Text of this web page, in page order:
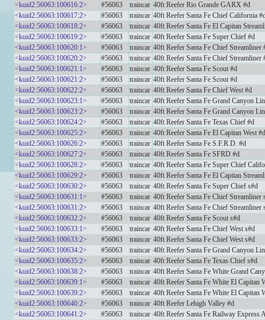
<kuid2:56063:100616:2>
#56063 traincar 40ft Reefer Rio Grande GARX #d
<kuid2:56063:100617:2>
#56063 traincar 40ft Reefer Santa Fe Chief California
<kuid2:56063:100618:2>
#56063 traincar 40ft Reefer Santa Fe El Capitan
<kuid2:56063:100619:2>
#56063 traincar 40ft Reefer Santa Fe Super Chief #d
<kuid2:56063:100620:1>
#56063 traincar 40ft Reefer Santa Fe Chief Streamliner
<kuid2:56063:100620:2>
#56063 traincar 40ft Reefer Santa Fe Chief Streamliner
<kuid2:56063:100621:1>
#56063 traincar 40ft Reefer Santa Fe Scout #d
<kuid2:56063:100621:2>
#56063 traincar 40ft Reefer Santa Fe Scout #d
<kuid2:56063:100622:2>
#56063 traincar 40ft Reefer Santa Fe Chief West #d
<kuid2:56063:100623:1>
#56063 traincar 40ft Reefer Santa Fe Grand Canyon
<kuid2:56063:100623:2>
#56063 traincar 40ft Reefer Santa Fe Grand Canyon
<kuid2:56063:100624:2>
#56063 traincar 40ft Reefer Santa Fe Texas Chief #d
<kuid2:56063:100625:2>
#56063 traincar 40ft Reefer Santa Fe El Capitan West #d
<kuid2:56063:100626:2>
#56063 traincar 40ft Reefer Santa Fe S.F.R.D. #d
<kuid2:56063:100627:2>
#56063 traincar 40ft Reefer Santa Fe SFRD #d
<kuid2:56063:100628:2>
#56063 traincar 40ft Reefer Santa Fe Super Chief
<kuid2:56063:100629:2>
#56063 traincar 40ft Reefer Santa Fe El Capitan
<kuid2:56063:100630:2>
#56063 traincar 40ft Reefer Santa Fe Super Chief s#d
<kuid2:56063:100631:1>
#56063 traincar 40ft Reefer Santa Fe Chief Streamliner
<kuid2:56063:100631:2>
#56063 traincar 40ft Reefer Santa Fe Chief Streamliner
<kuid2:56063:100632:2>
#56063 traincar 40ft Reefer Santa Fe Scout s#d
<kuid2:56063:100633:1>
#56063 traincar 40ft Reefer Santa Fe Chief West s#d
<kuid2:56063:100633:2>
#56063 traincar 40ft Reefer Santa Fe Chief West s#d
<kuid2:56063:100634:2>
#56063 traincar 40ft Reefer Santa Fe Grand Canyon
<kuid2:56063:100635:2>
#56063 traincar 40ft Reefer Santa Fe Texas Chief s#d
<kuid2:56063:100638:2>
#56063 traincar 40ft Reefer Santa Fe White Grand
<kuid2:56063:100639:1>
#56063 traincar 40ft Reefer Santa Fe White El Capitan
<kuid2:56063:100639:2>
#56063 traincar 40ft Reefer Santa Fe White El Capitan
<kuid2:56063:100640:2>
#56063 traincar 40ft Reefer Lehigh Valley #d
<kuid2:56063:100641:2>
#56063 traincar 40ft Reefer Santa Fe Railway Express